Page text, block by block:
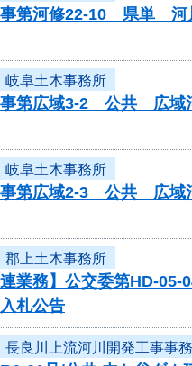
事第河修22-10 県単
岐阜土木事務所
事第広域3-2 公共 広域
岐阜土木事務所
事第広域2-3 公共 広域
郡上土木事務所
連業務】公交委第HD-
札公告
長良川上流河川開発工事事